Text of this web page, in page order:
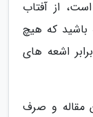
از آفتاب
باشید که هیچ
اشعه های
مقاله و صرف